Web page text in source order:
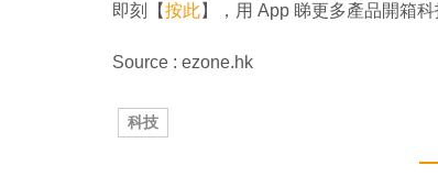
即刻【按此】，用 App 睇更多產品開箱
Source : ezone.hk
科技